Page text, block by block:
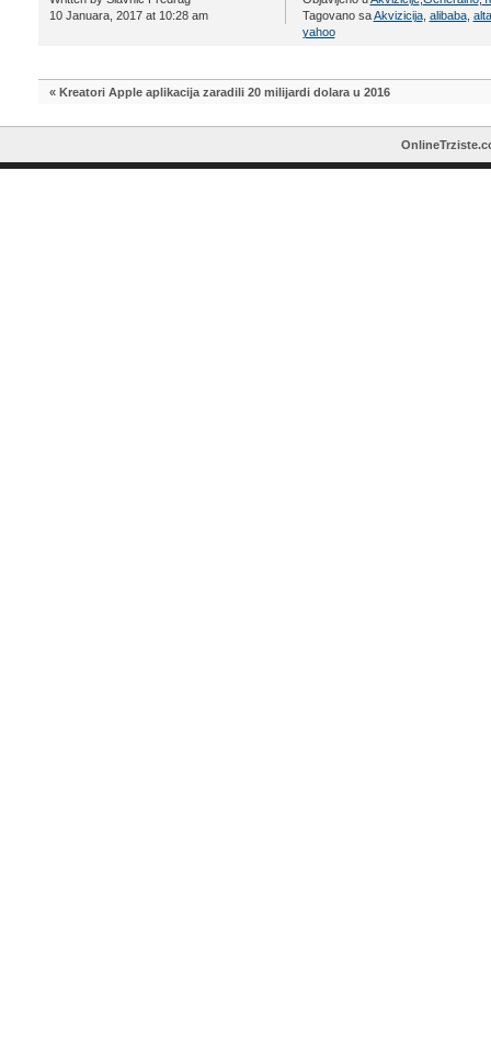
10 Januara, 2017 at 10:28 am
Tagovano saAkvizicija, alibaba,
yahoo
« Kreatori Apple aplikacija zaradili 20 milijardi dolara u 2016